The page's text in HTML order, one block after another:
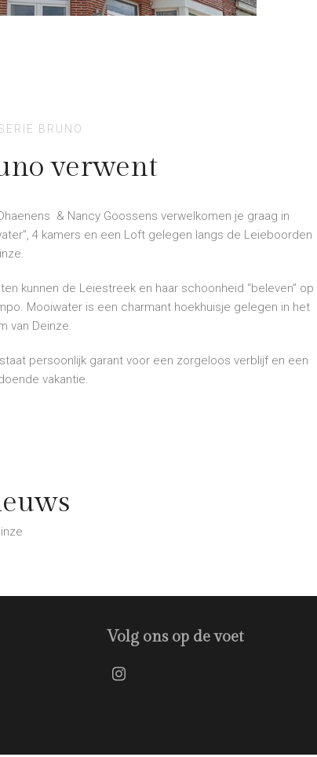
BRUNO
verwent
& Nancy Goossens verwelkomen je graag in
4 kamers en een Loft gelegen langs de Leieboorden
kunnen de Leiestreek en haar schoonheid “beleven” op
Mooiwater is een charmant hoekhuisje gelegen in het
van Deinze.
persoonlijk garant voor een zorgeloos verblijf en een
vakantie.
Volg ons op de voet
Instagram